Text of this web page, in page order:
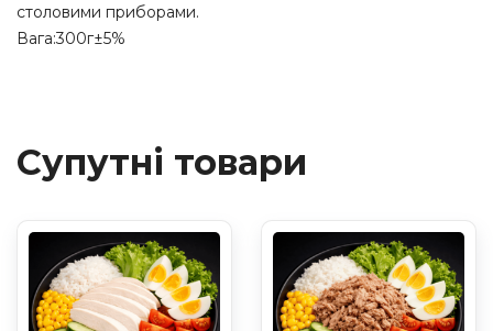
столовими приборами.
Вага:300г±5%
Супутні товари